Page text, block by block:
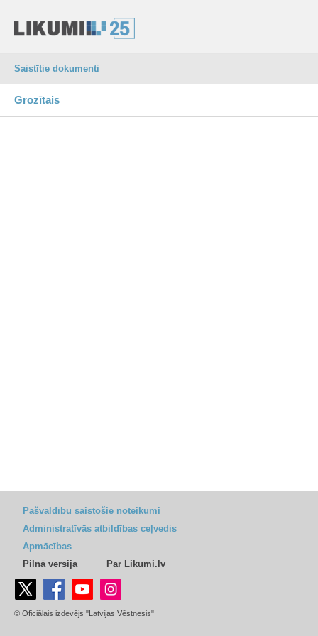
Saistītie dokumenti
Grozītais
Pašvaldību saistošie noteikumi
Administratīvās atbildības ceļvedis
Apmācības
Pilnā versija
Par Likumi.lv
© Oficiālais izdevējs "Latvijas Vēstnesis"